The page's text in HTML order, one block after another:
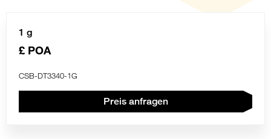
1 g
£ POA
CSB-DT3340-1G
Preis anfragen